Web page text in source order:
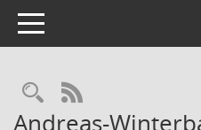
Toggle navigation
RSS-Feed
Andreas-